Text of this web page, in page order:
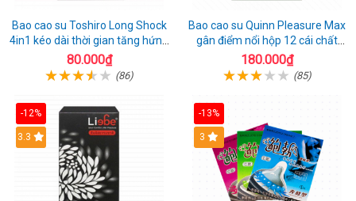
Bao cao su Toshiro Long Shock
4in1 kéo dài thời gian tăng hứng
thú hộp 10
80.000₫
(86)
Bao cao su Quinn Pleasure Max
gân điểm nổi hộp 12 cái chất
lượng
180.000₫
(85)
-12%
3.3
-13%
3